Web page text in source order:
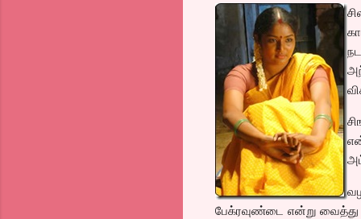
சி
பேக்ரவுண்டை என்று வைத்து